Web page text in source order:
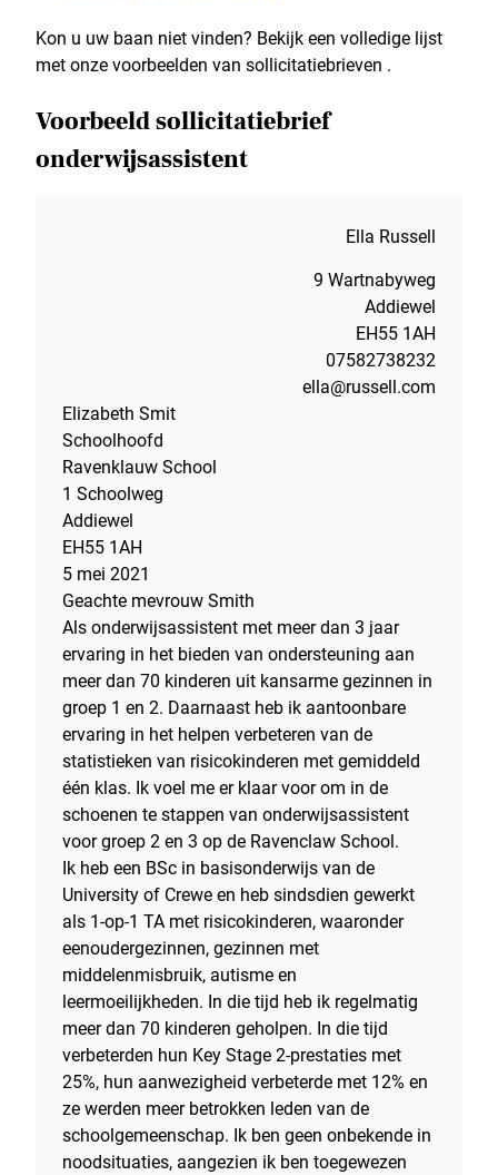
Kon u uw baan niet vinden? Bekijk een volledige lijst
met onze voorbeelden van sollicitatiebrieven .
Voorbeeld sollicitatiebrief
onderwijsassistent
Ella Russell
9 Wartnabyweg
Addiewel
EH55 1AH
07582738232
ella@russell.com
Elizabeth Smit
Schoolhoofd
Ravenklauw School
1 Schoolweg
Addiewel
EH55 1AH
5 mei 2021
Geachte mevrouw Smith
Als onderwijsassistent met meer dan 3 jaar
ervaring in het bieden van ondersteuning aan
meer dan 70 kinderen uit kansarme gezinnen in
groep 1 en 2. Daarnaast heb ik aantoonbare
ervaring in het helpen verbeteren van de
statistieken van risicokinderen met gemiddeld
één klas. Ik voel me er klaar voor om in de
schoenen te stappen van onderwijsassistent
voor groep 2 en 3 op de Ravenclaw School.
Ik heb een BSc in basisonderwijs van de
University of Crewe en heb sindsdien gewerkt
als 1-op-1 TA met risicokinderen, waaronder
eenoudergezinnen, gezinnen met
middelenmisbruik, autisme en
leermoeilijkheden. In die tijd heb ik regelmatig
meer dan 70 kinderen geholpen. In die tijd
verbeterden hun Key Stage 2-prestaties met
25%, hun aanwezigheid verbeterde met 12% en
ze werden meer betrokken leden van de
schoolgemeenschap. Ik ben geen onbekende in
noodsituaties, aangezien ik ben toegewezen